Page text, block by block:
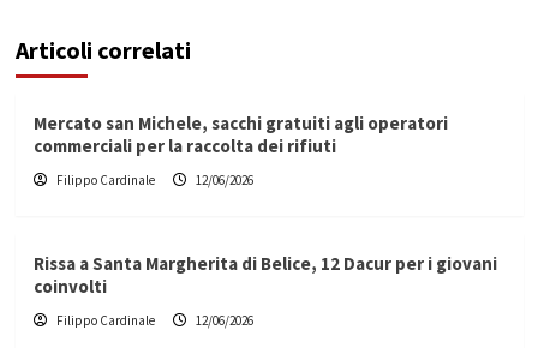
Articoli correlati
Mercato san Michele, sacchi gratuiti agli operatori
commerciali per la raccolta dei rifiuti
Filippo Cardinale 12/06/2026
Rissa a Santa Margherita di Belice, 12 Dacur per i giovani
coinvolti
Filippo Cardinale 12/06/2026